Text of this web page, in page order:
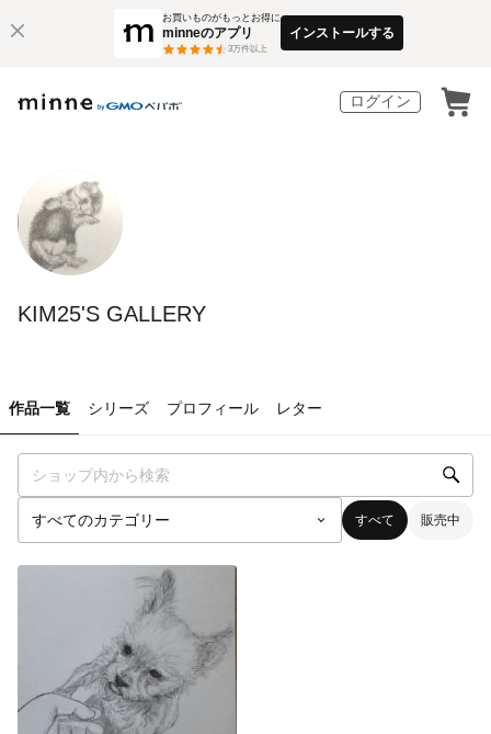
お買いものがもっとお得に
minneのアプリ
3万件以上
インストールする
ログイン
KIM25'S GALLERY
作品一覧 シリーズ プロフィール レター
すべて 販売中